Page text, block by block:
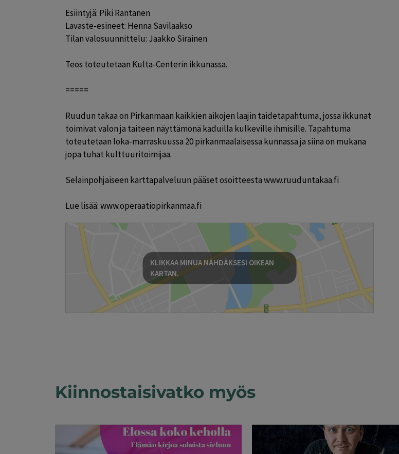
Esiintyjä: Piki Rantanen
Lavaste-esineet: Henna Savilaakso
Tilan valosuunnittelu: Jaakko Sirainen
Teos toteutetaan Kulta-Centerin ikkunassa.
=====
Ruudun takaa on Pirkanmaan kaikkien aikojen laajin taidetapahtuma, jossa ikkunat
toimivat valon ja taiteen näyttämönä kaduilla kulkeville ihmisille. Tapahtuma
toteutetaan loka-marraskuussa 20 pirkanmaalaisessa kunnassa ja siinä on mukana
jopa tuhat kulttuuritoimijaa.
Selainpohjaiseen karttapalveluun pääset osoitteesta www.ruuduntakaa.fi
Lue lisää: www.operaatiopirkanmaa.fi
KLIKKAA MINUA NÄHDÄKSESI OIKEAN
KARTAN.
Kiinnostaisivatko myös